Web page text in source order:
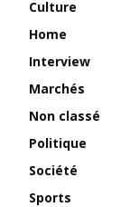
Culture
Home
Interview
Marchés
Non classé
Politique
Société
Sports